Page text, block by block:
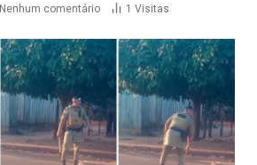
Nenhum comentário 1 Visitas